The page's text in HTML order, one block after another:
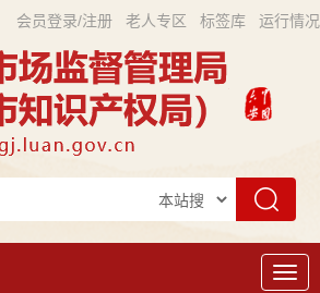
会员登录/注册 老人专区 标签库 运行情况
导